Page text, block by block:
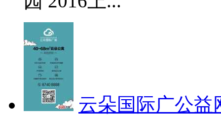
云朵国际广公益